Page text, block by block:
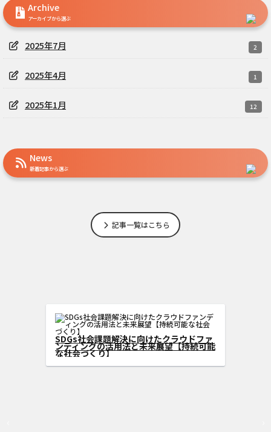
Archive
アーカイブから選ぶ
2025年7月 2
2025年4月 1
2025年1月 12
News
新着記事から選ぶ
記事一覧はこちら
SDGs型クラウドフ
性を広げる方法 SDGs社会課題解決に向けたク
ンディングの活用法と未来展
な社会づくり】